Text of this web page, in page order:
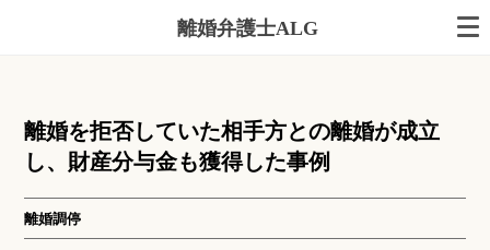
離婚弁護士ALG
離婚を拒否していた相手方との離婚が成立
し、財産分与金も獲得した事例
離婚調停